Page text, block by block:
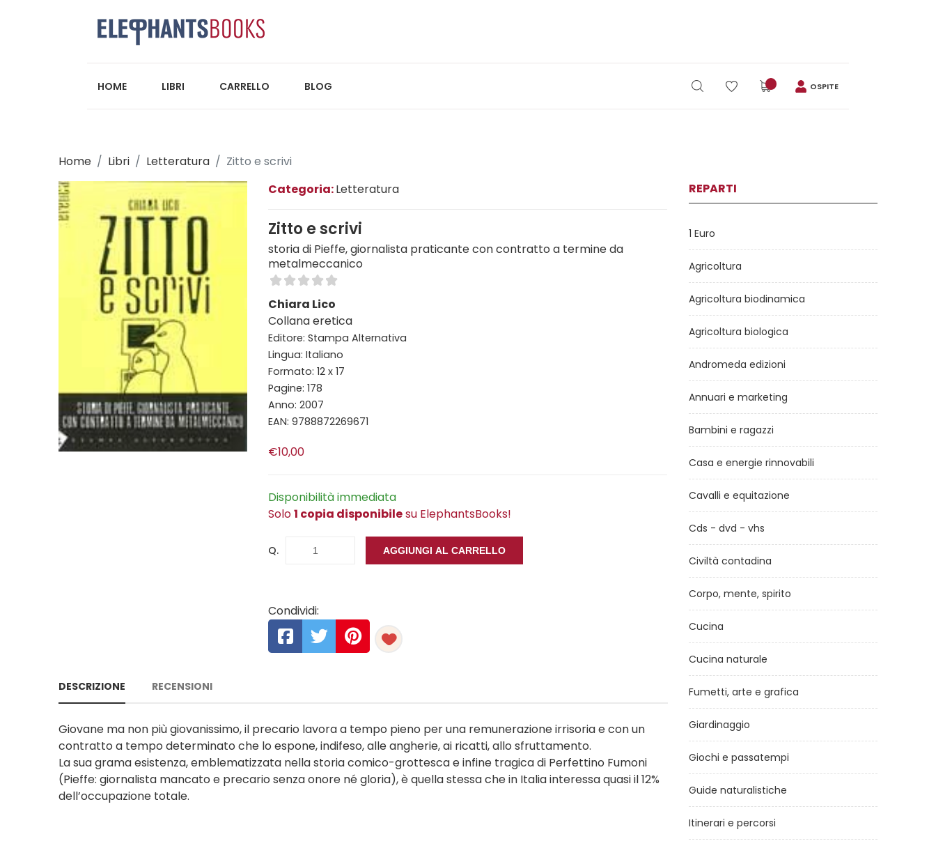
HOME LIBRI CARRELLO BLOG OSPITE
Home Libri Letteratura
Zitto e scrivi
Categoria:Letteratura
Zitto e scrivi
storia di Pieffe, giornalista praticante con contratto a termine da
metalmeccanico
Chiara Lico
Collana eretica
Editore: Stampa Alternativa
Lingua: Italiano
Formato: 12 x 17
Pagine: 178
Anno: 2007
EAN: 9788872269671
€10,00
Disponibilità immediata
Solo1 copia disponibilesu ElephantsBooks!
Q. AGGIUNGI AL CARRELLO
Condividi:
DESCRIZIONE RECENSIONI
Giovane ma non più giovanissimo, il precario lavora a tempo pieno per una remunerazione irrisoria e con un
contratto a tempo determinato che lo espone, indifeso, alle angherie, ai ricatti, allo sfruttamento.
La sua grama esistenza, emblematizzata nella storia comico-grottesca e infine tragica di Perfettino Fumoni
(Pieffe: giornalista mancato e precario senza onore né gloria), è quella stessa che in Italia interessa quasi il 12%
dell’occupazione totale.
REPARTI
1 Euro
Agricoltura
Agricoltura biodinamica
Agricoltura biologica
Andromeda edizioni
Annuari e marketing
Bambini e ragazzi
Casa e energie rinnovabili
Cavalli e equitazione
Cds - dvd - vhs
Civiltà contadina
Corpo, mente, spirito
Cucina
Cucina naturale
Fumetti, arte e grafica
Giardinaggio
Giochi e passatempi
Guide naturalistiche
Itinerari e percorsi